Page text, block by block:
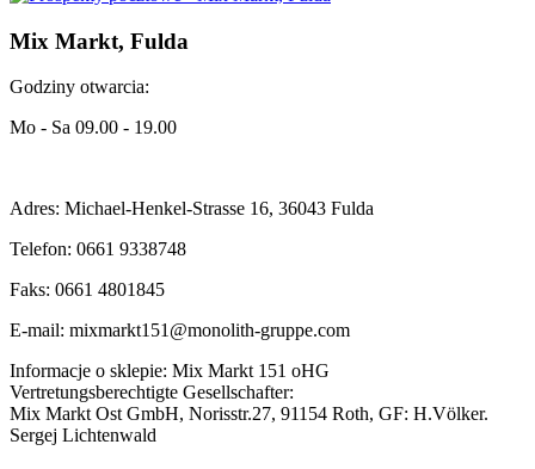
Mix Markt, Fulda
Godziny otwarcia:
Mo - Sa 09.00 - 19.00
Adres: Michael-Henkel-Strasse 16, 36043 Fulda
Telefon: 0661 9338748
Faks: 0661 4801845
E-mail: mixmarkt151@monolith-gruppe.com
Informacje o sklepie: Mix Markt 151 oHG
Vertretungsberechtigte Gesellschafter:
Mix Markt Ost GmbH, Norisstr.27, 91154 Roth, GF: H.Völker.
Sergej Lichtenwald